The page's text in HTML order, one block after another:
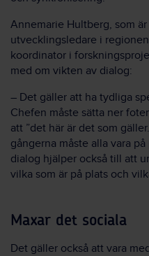
Annemarie Hultberg, som är
utvecklingsledare i
koordinator i
med om vikten av dialog:
– Det gäller att ha tydliga
Chefen måste sätta ner
att ”det här är det som
gångerna måste alla vara
dialog hjälper också till att
vilka som är på plats och
Maxar det sociala
Det gäller också att vara